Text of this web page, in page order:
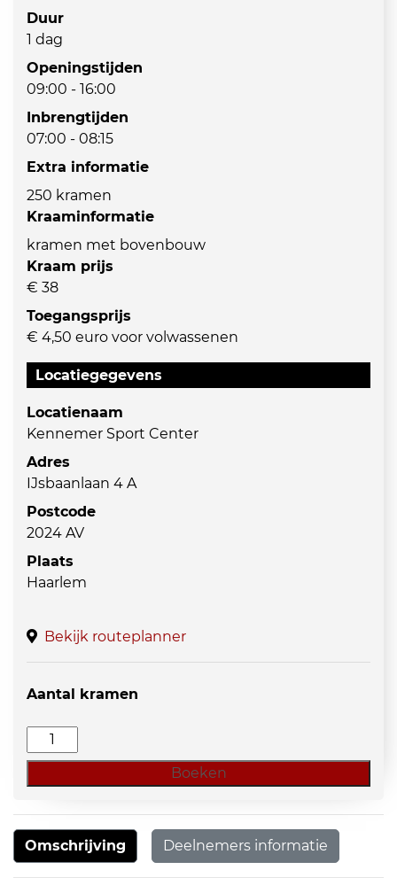
Duur
1 dag
Openingstijden
09:00 - 16:00
Inbrengtijden
07:00 - 08:15
Extra informatie
250 kramen
Kraaminformatie
kramen met bovenbouw
Kraam prijs
€ 38
Toegangsprijs
€ 4,50 euro voor volwassenen
Locatiegegevens
Locatienaam
Kennemer Sport Center
Adres
IJsbaanlaan 4 A
Postcode
2024 AV
Plaats
Haarlem
Bekijk routeplanner
Aantal kramen
Snuffelmarkt
Haarlem
Boeken
Omschrijving Deelnemers informatie